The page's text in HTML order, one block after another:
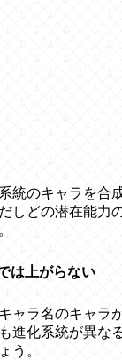
統のキャラを合
しどの潜在能力
は上がらない
ャラ名のキャラ
進化系統が異な
う。